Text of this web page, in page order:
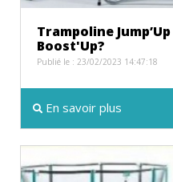
Trampoline
Boost'Up?
Publié le : 23/02/2023 14:47:18
En savoir plus